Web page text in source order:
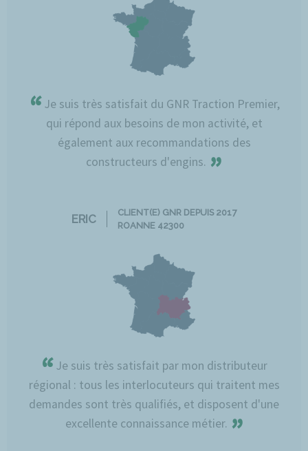
“ Je suis très satisfait du GNR Traction Premier,
qui répond aux besoins de mon activité, et
également aux recommandations des
constructeurs d'engins. ”
ERIC
CLIENT(E) GNR DEPUIS 2017
ROANNE 42300
“Je suis très satisfait par mon distributeur
régional : tous les interlocuteurs qui traitent mes
demandes sont très qualifiés, et disposent d'une
excellente connaissance métier. ”